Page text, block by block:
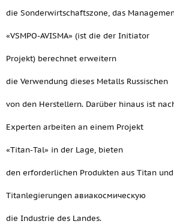
die Sonderwirtschaftszone, das
«VSMPO-AVISMA» (ist die der Initiator
Projekt) berechnet erweitern
die Verwendung dieses Metalls Russischen
von den Herstellern. Darüber hinaus ist
Experten arbeiten an einem Projekt
«Titan-Tal» in der Lage, bieten
den erforderlichen Produkten aus Titan und
Titanlegierungen авиакосмическую
die Industrie des Landes.